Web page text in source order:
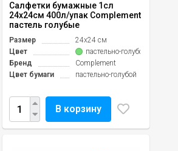
Салфетки бумажные 1сл
24х24см 400л/упак Complement
пастель голубые
Размер
24х24 см
Цвет
пастельно-голубой
Бренд
Complement
Цвет бумаги
пастельно-голубой
В корзину